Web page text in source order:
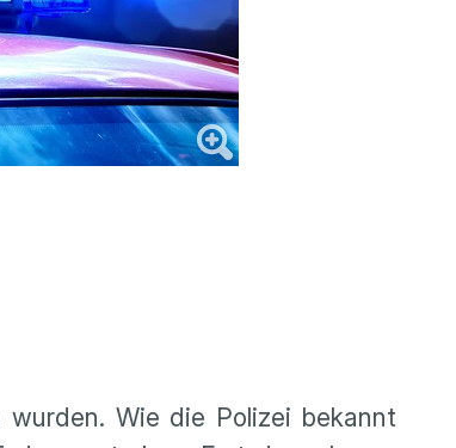
Wie die Polizei bekannt